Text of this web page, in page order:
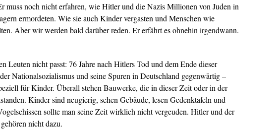
muss noch nicht erfahren, wie Hitler und die Nazis Millionen von Juden in
ermordeten. Wie sie auch Kinder vergasten und Menschen wie
Aber wir werden bald darüber reden. Er erfährt es ohnehin irgendwann.
Leuten nicht passt: 76 Jahre nach Hitlers Tod und dem Ende dieser
Nationalsozialismus und seine Spuren in Deutschland gegenwärtig –
für Kinder. Überall stehen Bauwerke, die in dieser Zeit oder in der
Kinder sind neugierig, sehen Gebäude, lesen Gedenktafeln und
sollte man seine Zeit wirklich nicht vergeuden. Hitler und der
nicht dazu.